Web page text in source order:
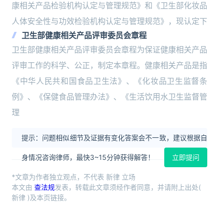
康相关产品检验机构认定与管理规范》和《卫生部化妆品
人体安全性与功效检验机构认定与管理规范》，现认定下
卫生部健康相关产品评审委员会章程
卫生部健康相关产品评审委员会章程为保证健康相关产品
评审工作的科学、公正，制定本章程。健康相关产品是指
《中华人民共和国食品卫生法》、《化妆品卫生监督条
例》、《保健食品管理办法》、《生活饮用水卫生监督管
理
提示：问题相似细节及证据有变化答案会不一致，建议根据自
身情况咨询律师，最快3~15分钟获得解答！ 立即提问
*文章为作者独立观点，不代表 新律 立场
本文由 查法规发表，转载此文章须经作者同意，并请附上出处(
新律 )及本页链接。